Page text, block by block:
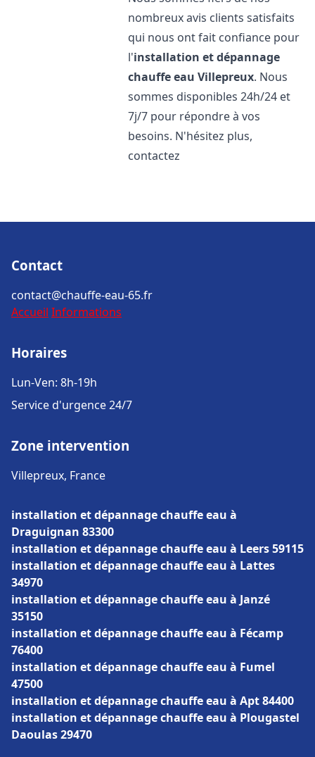
nombreux avis clients satisfaits
qui nous ont fait confiance pour
l'installation et dépannage
chauffe eau Villepreux. Nous
sommes disponibles 24h/24 et
7j/7 pour répondre à vos
besoins. N'hésitez plus,
contactez
Contact
contact@chauffe-eau-65.fr
Accueil Informations
Horaires
Lun-Ven: 8h-19h
Service d'urgence 24/7
Zone intervention
Villepreux, France
installation et dépannage chauffe eau à
Draguignan 83300
installation et dépannage chauffe eau à Leers 59115
installation et dépannage chauffe eau à Lattes
34970
installation et dépannage chauffe eau à Janzé
35150
installation et dépannage chauffe eau à Fécamp
76400
installation et dépannage chauffe eau à Fumel
47500
installation et dépannage chauffe eau à Apt 84400
installation et dépannage chauffe eau à Plougastel
Daoulas 29470